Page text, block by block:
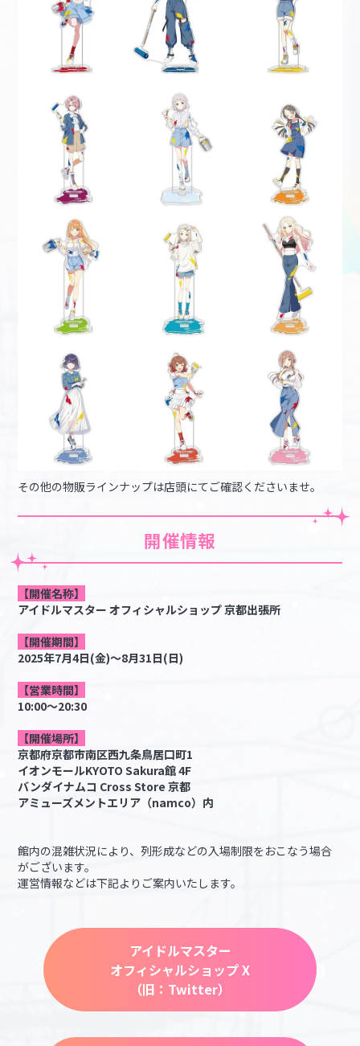
その他の物販ラインナップは店頭にてご確認くださいませ。
開催情報
【開催名称】
アイドルマスター オフィシャルショップ 京都出張所
【開催期間】
2025年7月4日(金)～8月31日(日)
【営業時間】
10:00～20:30
【開催場所】
京都府京都市南区西九条鳥居口町1
イオンモールKYOTO Sakura館 4F
バンダイナムコ Cross Store 京都
アミューズメントエリア（namco）内
館内の混雑状況により、列形成などの入場制限をおこなう場合
がございます。
運営情報などは下記よりご案内いたします。
アイドルマスター
オフィシャルショップ X
（旧：Twitter）